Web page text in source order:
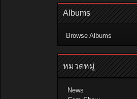
Albums
Browse Albums
หมวดหมู่
News